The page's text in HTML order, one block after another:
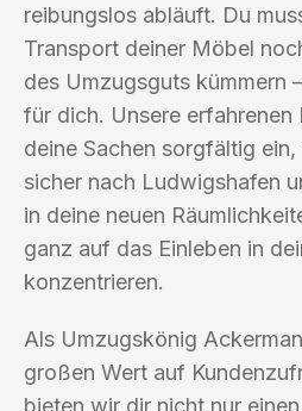
reibungslos abläuft. Du
Transport deiner Möbel
des Umzugsguts kümmern
für dich. Unsere
deine Sachen sorgfältig
sicher nach Ludwigshafen
in deine neuen
ganz auf das Einleben in
konzentrieren.
Als Umzugskönig
großen Wert auf
bieten wir dir nicht nur